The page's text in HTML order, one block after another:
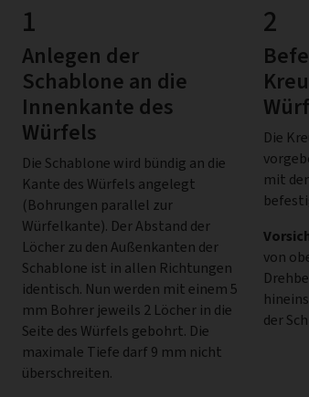
1
Anlegen der
Schablone an die
Innenkante des
Würfels
Die Schablone wird bündig an die
Kante des Würfels angelegt
(Bohrungen parallel zur
Würfelkante). Der Abstand der
Löcher zu den Außenkanten der
Schablone ist in allen Richtungen
identisch. Nun werden mit einem 5
mm Bohrer jeweils 2 Löcher in die
Seite des Würfels gebohrt. Die
maximale Tiefe darf 9 mm nicht
überschreiten.
2
Die
mit
von
der